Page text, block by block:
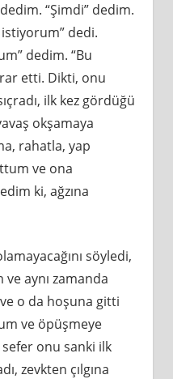
dedim. “Şimdi” dedim.
dedi.
dedim. “Bu
etti. Dikti, onu
ilk kez gördüğü
okşamaya
rahatla, yap
ve ona
ki, ağzına
söyledi,
aynı zamanda
o da hoşuna gitti
ve öpüşmeye
sefer onu sanki ilk
zevkten çılgına